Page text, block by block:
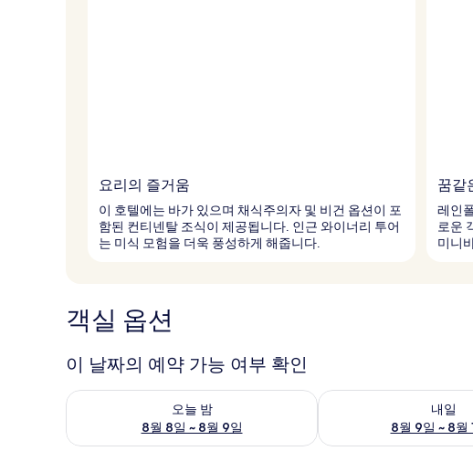
요리의 즐거움
이 호텔에는 바가 있으며 채식주의자 및 비건 옵션이 포
함된 컨티넨탈 조식이 제공됩니다. 인근 와이너리 투어
는 미식 모험을 더욱 풍성하게 해줍니다.
꿈같
레인
로운
미니
객실 옵션
이 날짜의 예약 가능 여부 확인
오늘 밤
8월 8일 ~ 8월 9일
오늘 밤 예약 가능 여부 확인, 8월 8일 ~ 8월 9일
내일
8월 9일 ~ 8월
내일 예약 가능 여부 확